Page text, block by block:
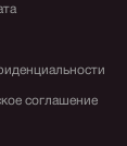
соглашение